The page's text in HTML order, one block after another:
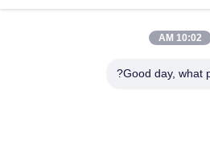
10:02 AM
Good day, what